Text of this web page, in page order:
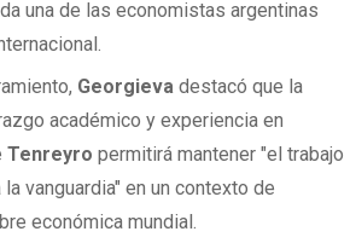
una de las economistas argentinas
Georgieva destacó que la
académico y experiencia en
Tenreyro permitirá mantener "el trabajo
vanguardia" en un contexto de
económica mundial.